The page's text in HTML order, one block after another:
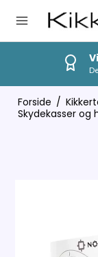
Forside /
Skydekasser og